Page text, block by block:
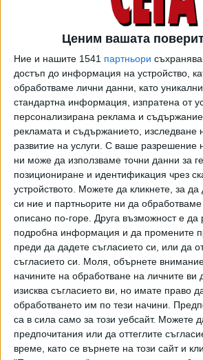
Ценим вашата
Ние и нашите 1541 партньори
достъп до информация на устройство,
обработваме лични данни, като
стандартна информация, изпратена от
персонализирана реклама и
рекламата и съдържанието, изследване
развитие на услуги. С ваше разрешение
ни може да използваме точни данни за
позициониране и идентификация чрез
устройството. Можете да кликнете, за да
си ние и партньорите ни да обработваме
описано по-горе. Друга възможност е да
подробна информация и да промените
преди да дадете съгласието си, или да
съгласието си.
Моля, обърнете
начините на обработване на личните
изисква съгласието ви, но имате право
обработването им по тези начини.
са в сила само за този уебсайт. Можете
предпочитания или да оттеглите
време, като се върнете на този сайт и
Украйна. Украйна принадлежи към
семейство". Това се казва в изявление
ръководителите на държавите членки,
нощ.
Украйна подаде молба за членство
Кандидатурите си подадоха и Грузия
които Европейският съвет също
Комисията да започне преглед.
"Историческа нощ във Версай. След
дебати европейските лидери казаха
евроинтеграция. Процесът започва.
от украинците да го приключим
украински народ заслужава да знае,
ЕС", туитна след срещата
Гитанас Науседа. Литва, Латвия,
Полша подкрепят искането на
към членство. В изявленията си
срещата обаче лидерите на старите
тези надежди нееднозначно.